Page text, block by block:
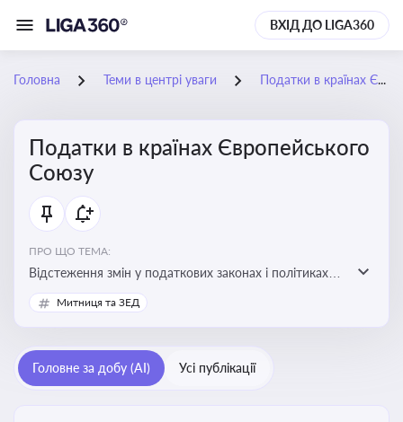
ВХІД ДО LIGA360
Головна Теми в центрі уваги Податки в країнах Європейського Союзу
Податки в країнах Європейського
Союзу
ПРО ЩО ТЕМА:
Відстеження змін у податкових законах і політиках
країн ЄС. Моніторинг кейсів, що впливають на бізнес-
процеси та фінансову звітність
Митниця та ЗЕД
Головне за добу (AI) Усі публікації